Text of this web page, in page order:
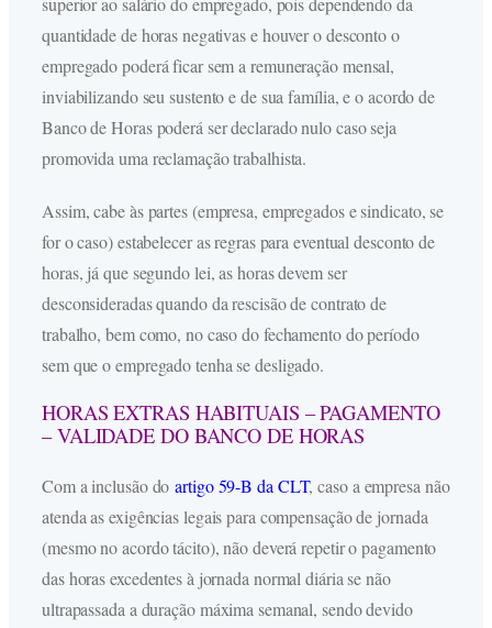
quantidade de horas negativas e houver o desconto o
empregado poderá ficar sem a remuneração mensal,
inviabilizando seu sustento e de sua família, e o acordo de
Banco de Horas poderá ser declarado nulo caso seja
promovida uma reclamação trabalhista.
Assim, cabe às partes (empresa, empregados e sindicato, se
for o caso) estabelecer as regras para eventual desconto de
horas, já que segundo lei, as horas devem ser
desconsideradas quando da rescisão de contrato de
trabalho, bem como, no caso do fechamento do período
sem que o empregado tenha se desligado.
HORAS EXTRAS HABITUAIS – PAGAMENTO
– VALIDADE DO BANCO DE HORAS
Com a inclusão doartigo 59-B da CLT, caso a empresa não
atenda as exigências legais para compensação de jornada
(mesmo no acordo tácito), não deverá repetir o pagamento
das horas excedentes à jornada normal diária se não
ultrapassada a duração máxima semanal, sendo devido